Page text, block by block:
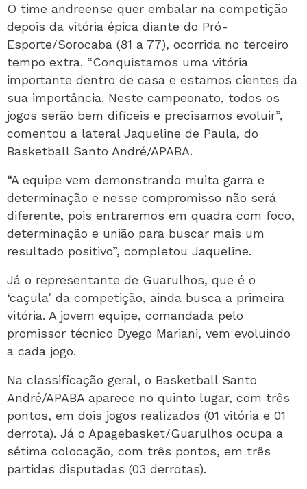
O time andreense quer embalar na competição
depois da vitória épica diante do Pró-
Esporte/Sorocaba (81 a 77), ocorrida no terceiro
tempo extra. “Conquistamos uma vitória
importante dentro de casa e estamos cientes da
sua importância. Neste campeonato, todos os
jogos serão bem difíceis e precisamos evoluir”,
comentou a lateral Jaqueline de Paula, do
Basketball Santo André/APABA.
“A equipe vem demonstrando muita garra e
determinação e nesse compromisso não será
diferente, pois entraremos em quadra com foco,
determinação e união para buscar mais um
resultado positivo”, completou Jaqueline.
Já o representante de Guarulhos, que é o
‘caçula’ da competição, ainda busca a primeira
vitória. A jovem equipe, comandada pelo
promissor técnico Dyego Mariani, vem evoluindo
a cada jogo.
Na classificação geral, o Basketball Santo
André/APABA aparece no quinto lugar, com três
pontos, em dois jogos realizados (01 vitória e 01
derrota). Já o Apagebasket/Guarulhos ocupa a
sétima colocação, com três pontos, em três
partidas disputadas (03 derrotas).